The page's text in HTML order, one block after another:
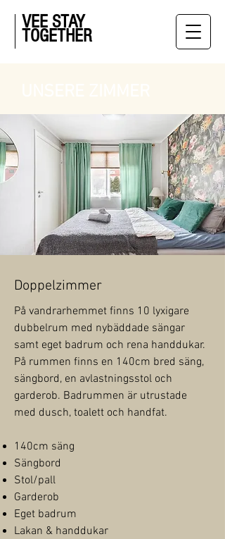
VEE STAY
TOGETHER
Doppelzimmer
På vandrarhemmet finns 10 lyxigare
dubbelrum med nybäddade sängar
samt eget badrum och rena handdukar.
På rummen finns en 140cm bred säng,
sängbord, en avlastningsstol och
garderob. Badrummen är utrustade
med dusch, toalett och handfat.
140cm säng
Sängbord
Stol/pall
Garderob
Eget badrum
Lakan & handdukar